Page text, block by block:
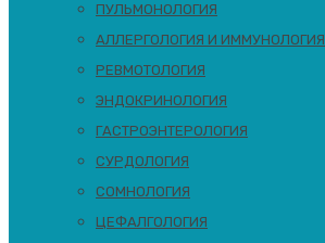
ПУЛЬМОНОЛОГИЯ
АЛЛЕРГОЛОГИЯ И ИММУНОЛОГИЯ
РЕВМОТОЛОГИЯ
ЭНДОКРИНОЛОГИЯ
ГАСТРОЭНТЕРОЛОГИЯ
СУРДОЛОГИЯ
СОМНОЛОГИЯ
ЦЕФАЛГОЛОГИЯ